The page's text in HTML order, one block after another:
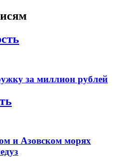
за миллион рублей
и Азовском морях